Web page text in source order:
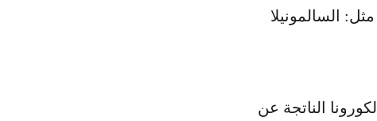
السالمونيلا
الناتجة عن